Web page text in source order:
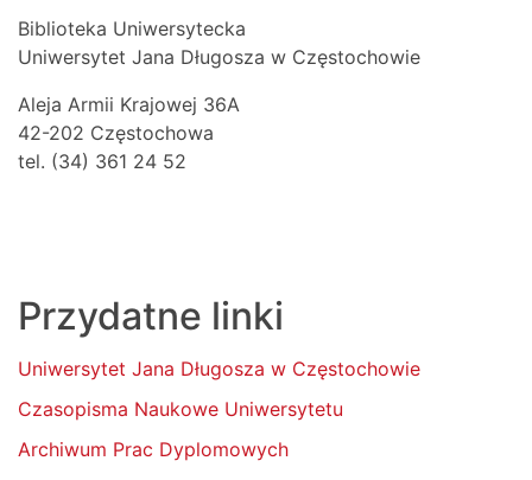
Biblioteka Uniwersytecka
Uniwersytet Jana Długosza w Częstochowie
Aleja Armii Krajowej 36A
42-202 Częstochowa
tel. (34) 361 24 52
Przydatne linki
Uniwersytet Jana Długosza w Częstochowie
Czasopisma Naukowe Uniwersytetu
Archiwum Prac Dyplomowych